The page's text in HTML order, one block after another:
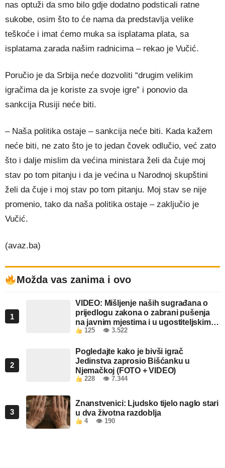
nas optuži da smo bilo gdje dodatno podsticali ratne
sukobe, osim što to će nama da predstavlja velike
teškoće i imat ćemo muka sa isplatama plata, sa
isplatama zarada našim radnicima – rekao je Vučić.
Poručio je da Srbija neće dozvoliti “drugim velikim
igračima da je koriste za svoje igre” i ponovio da
sankcija Rusiji neće biti.
– Naša politika ostaje – sankcija neće biti. Kada kažem
neće biti, ne zato što je to jedan čovek odlučio, već zato
što i dalje mislim da većina ministara želi da čuje moj
stav po tom pitanju i da je većina u Narodnoj skupštini
želi da čuje i moj stav po tom pitanju. Moj stav se nije
promenio, tako da naša politika ostaje – zaključio je
Vučić.
(avaz.ba)
Možda vas zanima i ovo
1
VIDEO: Mišljenje naših sugrađana o
prijedlogu zakona o zabrani pušenja
na javnim mjestima i u ugostiteljskim
objektima u FBiH
125 👁 3.522
2
Pogledajte kako je bivši igrač
Jedinstva zaprosio Bišćanku u
Njemačkoj (FOTO + VIDEO)
228 👁 7.344
3
Znanstvenici: Ljudsko tijelo naglo stari
u dva životna razdoblja
4 👁 190